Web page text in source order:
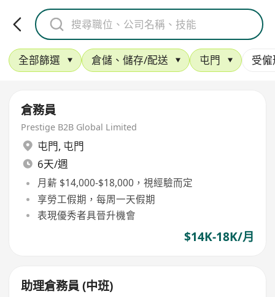
全部篩選 倉儲、儲存/配送 屯門 受
倉務員
Prestige B2B Global Limited
屯門, 屯門
6天/週
月薪 $14,000-$18,000，視經驗而定
享勞工假期，每周一天假期
表現優秀者具晉升機會
$14K-18K/月
助理倉務員 (中班)